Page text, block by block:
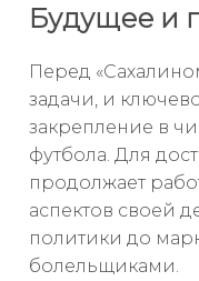
Будущее и
Перед
задачи, и
закрепление в
футбола. Для
продолжает
аспектов своей
политики до
болельщиками.